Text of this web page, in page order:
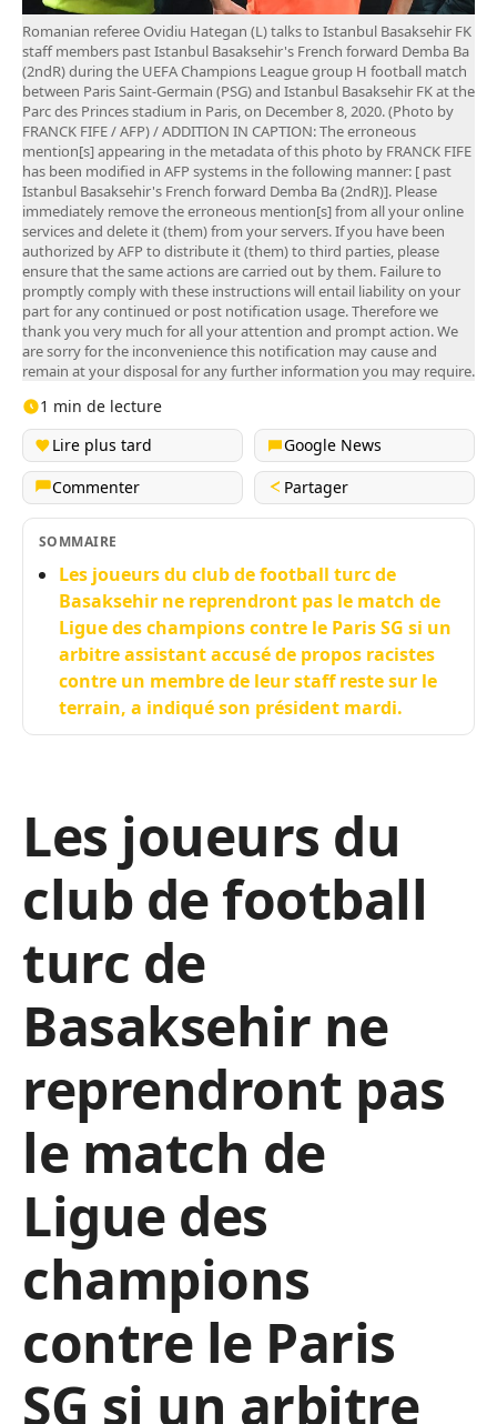
Romanian referee Ovidiu Hategan (L) talks to Istanbul Basaksehir FK
staff members past Istanbul Basaksehir's French forward Demba Ba
(2ndR) during the UEFA Champions League group H football match
between Paris Saint-Germain (PSG) and Istanbul Basaksehir FK at the
Parc des Princes stadium in Paris, on December 8, 2020. (Photo by
FRANCK FIFE / AFP) / ADDITION IN CAPTION: The erroneous
mention[s] appearing in the metadata of this photo by FRANCK FIFE
has been modified in AFP systems in the following manner: [ past
Istanbul Basaksehir's French forward Demba Ba (2ndR)]. Please
immediately remove the erroneous mention[s] from all your online
services and delete it (them) from your servers. If you have been
authorized by AFP to distribute it (them) to third parties, please
ensure that the same actions are carried out by them. Failure to
promptly comply with these instructions will entail liability on your
part for any continued or post notification usage. Therefore we
thank you very much for all your attention and prompt action. We
are sorry for the inconvenience this notification may cause and
remain at your disposal for any further information you may require.
1 min de lecture
Lire plus tard
Google News
Commenter
Partager
SOMMAIRE
Les joueurs du club de football turc de
Basaksehir ne reprendront pas le match de
Ligue des champions contre le Paris SG si un
arbitre assistant accusé de propos racistes
contre un membre de leur staff reste sur le
terrain, a indiqué son président mardi.
Les joueurs du
club de football
turc de
Basaksehir ne
reprendront pas
le match de
Ligue des
champions
contre le Paris
SG si un arbitre